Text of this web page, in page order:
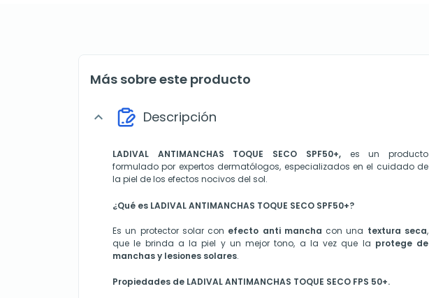
Más sobre este producto
expand_more Descripción
LADIVAL ANTIMANCHAS TOQUE SECO SPF50+,es un producto
formulado por expertos dermatólogos, especializados en el cuidado de
la piel de los efectos nocivos del sol.
¿Qué es LADIVAL ANTIMANCHAS TOQUE SECO SPF50+?
Es un protector solar con efecto anti mancha con una textura seca,
que le brinda a la piel y un mejor tono, a la vez que la protege de
manchas y lesiones solares.
Propiedades de LADIVAL ANTIMANCHAS TOQUE SECO FPS 50+.